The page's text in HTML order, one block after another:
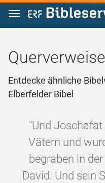
Zum Inhalt springen
Querverweise
Entdecke ähnliche
Elberfelder Bibel
"Und
Vätern und
begraben in
David. Und sein